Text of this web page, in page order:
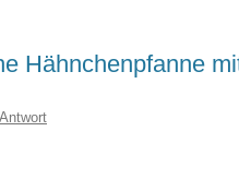
Hähnchenpfanne